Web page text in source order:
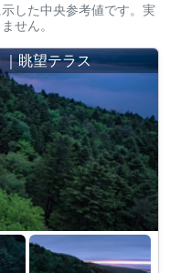
した中央参考値です。実
せん。
眺望テラス